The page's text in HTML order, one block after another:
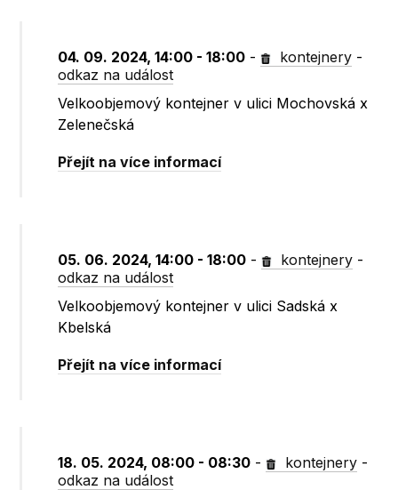
04. 09. 2024, 14:00 - 18:00 - kontejnery -
odkaz na událost
Velkoobjemový kontejner v ulici Mochovská x
Zelenečská
Přejít na více informací
05. 06. 2024, 14:00 - 18:00 - kontejnery -
odkaz na událost
Velkoobjemový kontejner v ulici Sadská x
Kbelská
Přejít na více informací
18. 05. 2024, 08:00 - 08:30 - kontejnery -
odkaz na událost